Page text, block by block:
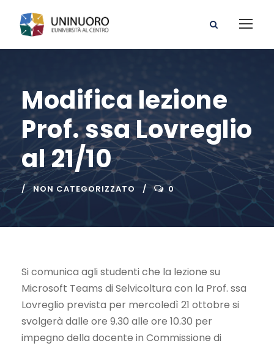
Modifica lezione
Prof. ssa Lovreglio
al 21/10
NON CATEGORIZZATO 0
Si comunica agli studenti che la lezione su
Microsoft Teams di Selvicoltura con la Prof. ssa
Lovreglio prevista per mercoledì 21 ottobre si
svolgerà dalle ore 9.30 alle ore 10.30 per
impegno della docente in Commissione di